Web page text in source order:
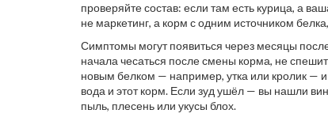
проверяйте состав: если там есть курица, а
не маркетинг, а корм с одним источником
Симптомы могут появиться через месяцы
начала чесаться после смены корма, не
новым белком — например, утка или кролик —
вода и этот корм. Если зуд ушёл — вы нашли
пыль, плесень или укусы блох.